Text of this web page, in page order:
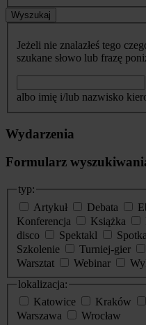
Wyszukaj
Jeżeli nie znalazłeś tego
szukane słowo lub frazę
albo imię i/lub nazwisko
Wydarzenia
Formularz
typ:
Artykuł
Debata
Konferencja
Książka
disco
Spektakl
Szkolenie
Turniej-gier
Warsztat
Webinar
lokalizacja:
Katowice
Kraków
Warszawa
Wrocław